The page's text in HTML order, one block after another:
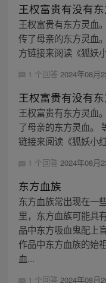
王权富贵有没有
王权富贵有东方灵血
传了母亲的东方灵血
方链接来阅读《狐妖
1 个回答 2024年08月
王权富贵有没有
王权富贵有东方灵血
了母亲的东方灵血。
链接来阅读《狐妖小
1 个回答 2024年08月
东方血族
东方血族常出现在一
里，东方血族可能具
品中东方吸血鬼配上
作品中东方血族的始
血...
1 个回答 2024年08月